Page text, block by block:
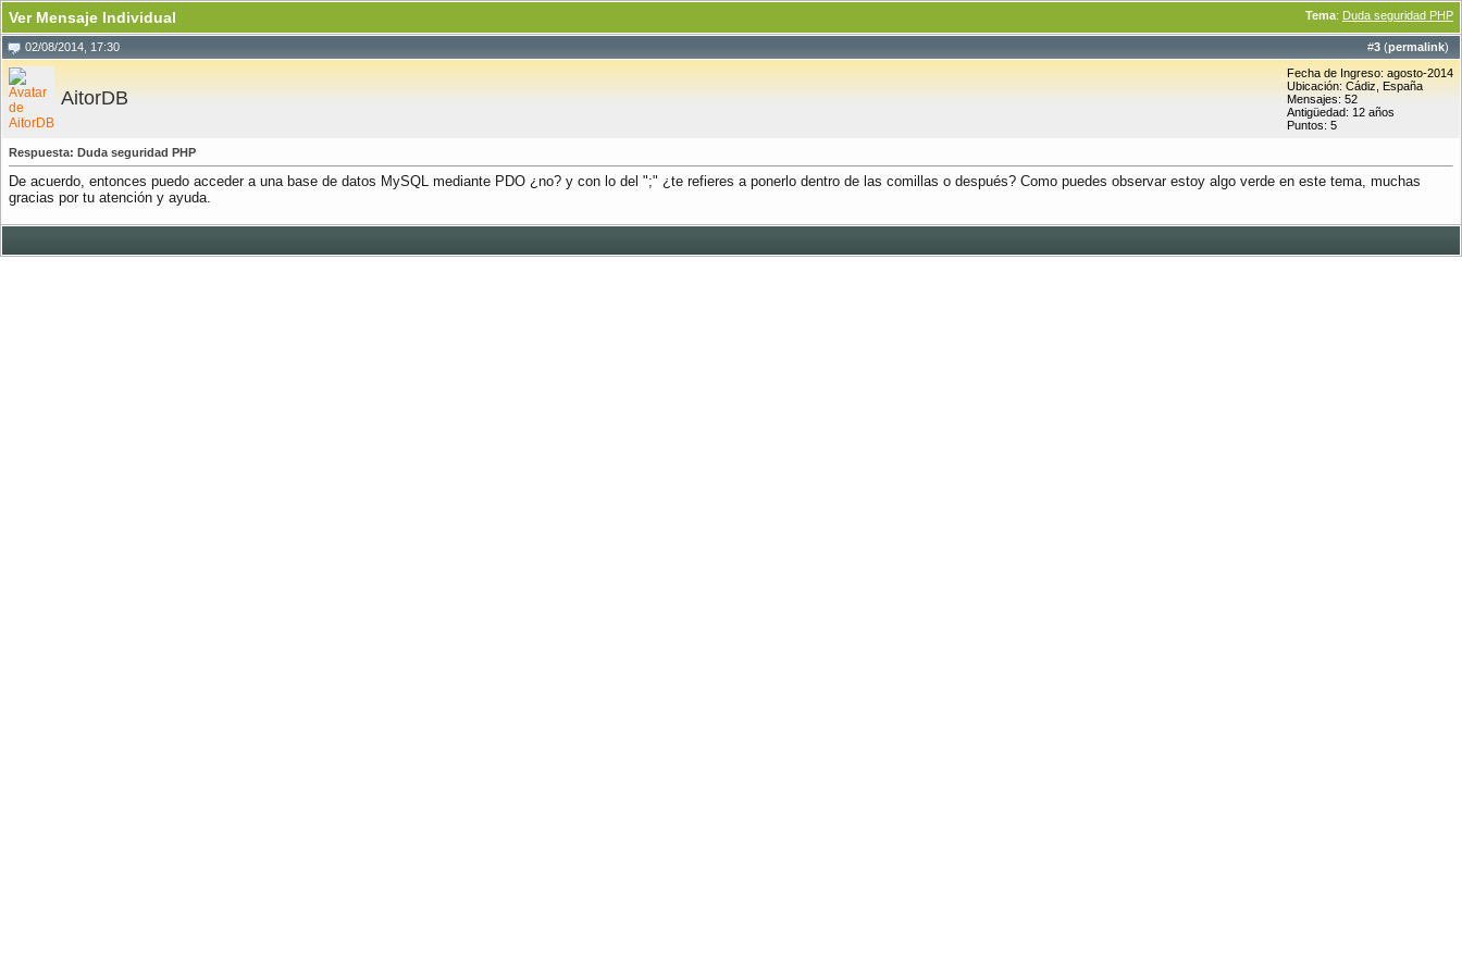
Tema: Duda seguridad PHP
Ver Mensaje Individual
#3 (permalink)
02/08/2014, 17:30
AitorDB
Fecha de Ingreso: agosto-2014
Ubicación: Cádiz, España
Mensajes: 52
Antigüedad: 12 años
Puntos: 5
Respuesta: Duda seguridad PHP
De acuerdo, entonces puedo acceder a una base de datos MySQL mediante PDO ¿no? y con lo del ";" ¿te refieres a ponerlo dentro de las comillas o después? Como puedes observar estoy algo verde en este tema, muchas
gracias por tu atención y ayuda.